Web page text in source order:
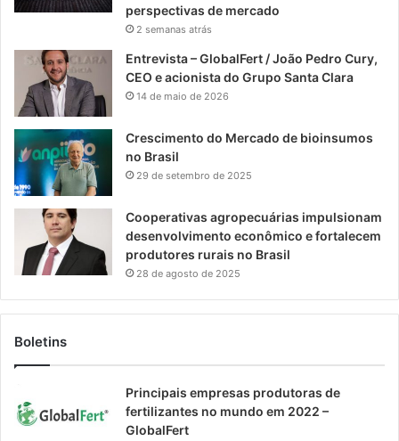
perspectivas de mercado
2 semanas atrás
Entrevista – GlobalFert / João Pedro Cury,
CEO e acionista do Grupo Santa Clara
14 de maio de 2026
Crescimento do Mercado de bioinsumos
no Brasil
29 de setembro de 2025
Cooperativas agropecuárias impulsionam
desenvolvimento econômico e fortalecem
produtores rurais no Brasil
28 de agosto de 2025
Boletins
Principais empresas produtoras de
fertilizantes no mundo em 2022 –
GlobalFert